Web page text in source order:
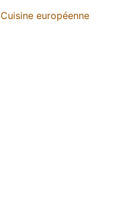
Cuisine européenne